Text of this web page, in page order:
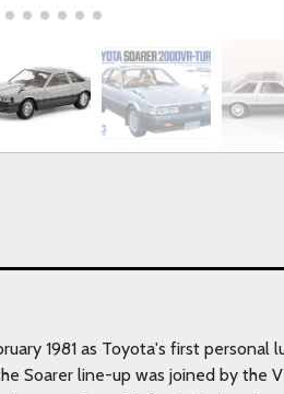
1981 as Toyota's first
Soarer line-up was joined by